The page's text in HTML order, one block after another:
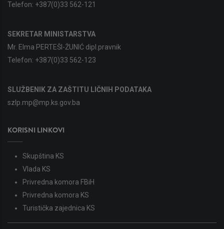
Telefon: +387(0)33 562-121
SEKRETAR MINISTARSTVA
Mr. Elma PERTEŠI-ŽUNIĆ dipl.pravnik
Telefon: +387(0)33 562-123
SLUŽBENIK ZA ZAŠTITU LIČNIH PODATAKA
szlp.mp@mp.ks.gov.ba
KORISNI LINKOVI
Skupština KS
Vlada KS
Privredna komora FBiH
Privredna komora KS
Turistička zajednica KS